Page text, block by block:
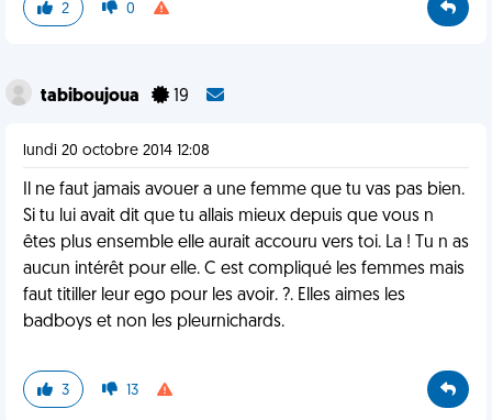
2 0
tabiboujoua 19
lundi 20 octobre 2014 12:08
Il ne faut jamais avouer a une femme que tu vas pas bien.
Si tu lui avait dit que tu allais mieux depuis que vous n
êtes plus ensemble elle aurait accouru vers toi. La ! Tu n as
aucun intérêt pour elle. C est compliqué les femmes mais
faut titiller leur ego pour les avoir. ?. Elles aimes les
badboys et non les pleurnichards.
3 13